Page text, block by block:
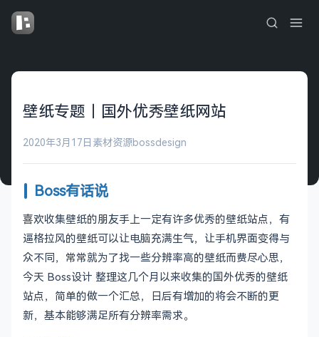
壁纸专题｜国外优秀壁纸网站
2020年3月17日 素材资源bossdesign
Boss有话说
喜欢收集壁纸的朋友手上一定有许多优秀的壁纸站点，有
逼格拉风的壁纸可以让电脑充满生气，让手机界面变得与
众不同，常常就为了找一些分辨率高的壁纸而费尽心思，
今天 Boss设计 整理这几个月以来收集的国外优秀的壁纸
站点，简单的做一个汇总，日后有增加的将会不断的更
新，基本能够满足所有分辨率需求。